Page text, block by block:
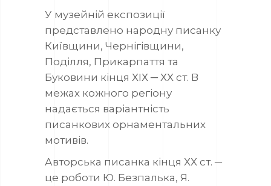
У музейній експозиції
представлено народну писанку
Київщини, Чернігівщини,
Поділля, Прикарпаття та
Буковини кінця ХІХ ─ ХХ ст. В
межах кожного регіону
надається варіантність
писанкових орнаментальних
мотивів.
Авторська писанка кінця ХХ ст. ─
це роботи Ю. Безпалька, Я.